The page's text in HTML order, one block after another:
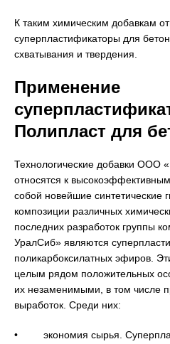
К таким химическим добавкам
суперпластификаторы для
схватывания и твердения.
Применение
Полипласт для
Технологические добавки ООО
относятся к
собой новейшие
композиции различных
последних разработок группы
УралСиб» являются
поликарбоксилатных эфиров.
целым рядом положительных
их незаменимыми, в том числе
выработок. Среди них:
• экономия сырья.